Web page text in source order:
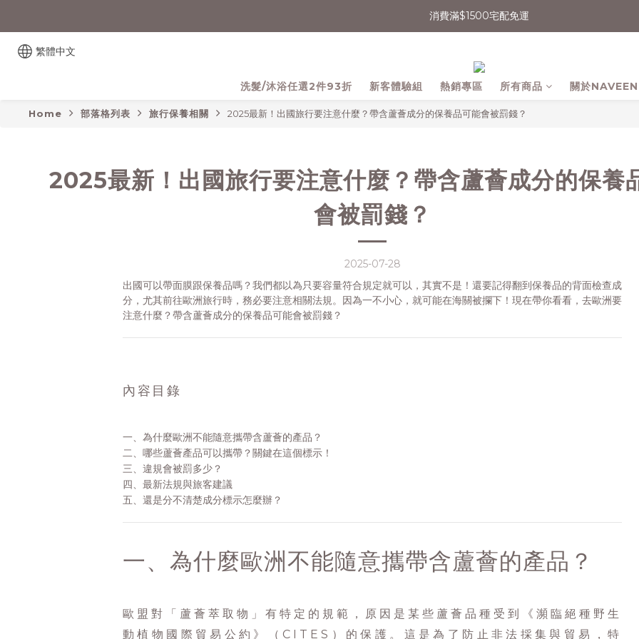
消費滿$1500宅配免運
消費滿$1500宅配免運
無法登入會員者，可嘗試清除Cookie或用無痕網頁開啟操作
消費滿$1500宅配免運
繁體中文
洗髮/沐浴任選2件93折 新客體驗組 熱銷專區 所有商品 關於NAVEEN
Home 部落格列表 旅行保養相關 2025最新！出國旅行要注意什麼？帶含蘆薈成分的保養品可能會被罰錢？
2025最新！出國旅行要注意什麼？帶含蘆薈成分的保養
會被罰錢？
2025-07-28
出國可以帶面膜跟保養品嗎？我們都以為只要容量符合規定就可以，其實不是！還要記得翻到保養品的背面檢查成
分，尤其前往歐洲旅行時，務必要注意相關法規。因為一不小心，就可能在海關被攔下！現在帶你看看，去歐洲要
注意什麼？帶含蘆薈成分的保養品可能會被罰錢？
內容目錄
一、為什麼歐洲不能隨意攜帶含蘆薈的產品？
二、 哪些蘆薈產品可以攜帶？關鍵在這個標示！
三、 違規會被罰多少？
四、 最新法規與旅客建議
五、 還是分不清楚成分標示怎麼辦？
一、為什麼歐洲不能隨意攜帶含蘆薈的產品？
歐盟對「蘆薈萃取物」有特定的規範，原因是某些蘆薈品種受到《瀕臨絕種野生
動植物國際貿易公約》（CITES）的保護。這是為了防止非法採集與貿易，特